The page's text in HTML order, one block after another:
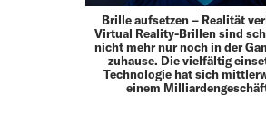
Brille aufsetzen – Realität
Virtual Reality-Brillen sind
nicht mehr nur noch in der
zuhause. Die vielfältig
Technologie hat sich
einem